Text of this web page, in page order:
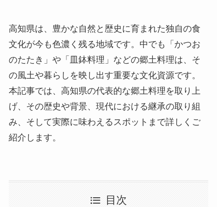
高知県は、豊かな自然と歴史に育まれた独自の食
文化が今も色濃く残る地域です。中でも「かつお
のたたき」や「皿鉢料理」などの郷土料理は、そ
の風土や暮らしを映し出す重要な文化資源です。
本記事では、高知県の代表的な郷土料理を取り上
げ、その歴史や背景、現代における継承の取り組
み、そして実際に味わえるスポットまで詳しくご
紹介します。
目次